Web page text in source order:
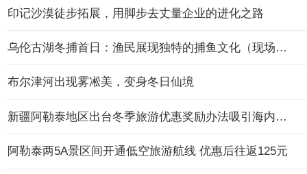
印记沙漠徒步拓展，用脚步去丈量企业的进化之路
乌伦古湖冬捕首日：渔民展现独特的捕鱼文化（现场图）
布尔津河出现雾凇美，变身冬日仙境
新疆阿勒泰地区出台冬季旅游优惠奖励办法吸引海内外游客
阿勒泰两5A景区间开通低空旅游航线 优惠后往返125元